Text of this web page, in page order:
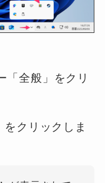
「全般」をクリ
をクリックしま